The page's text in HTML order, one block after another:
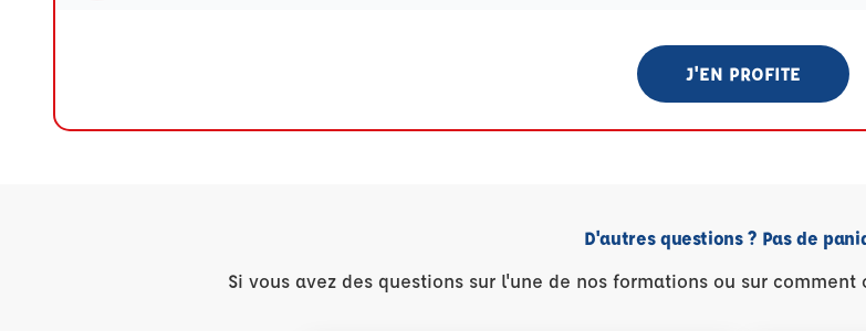
J'EN PROFITE
D'autres questions ? Pas de
Si vous avez des questions sur l'une de nos formations ou sur